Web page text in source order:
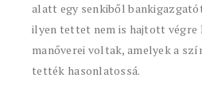
alatt egy senkiből
ilyen tettet nem is hajtott végre
manőverei voltak, amelyek a
tették hasonlatossá.